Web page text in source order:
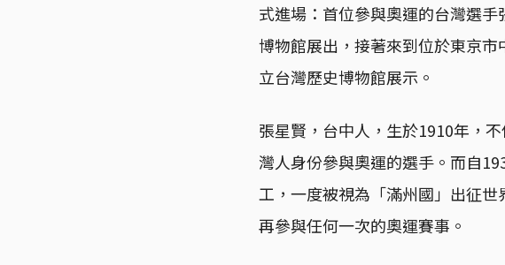
式進場：首位參與奧運的台灣選
博物館展出，接著來到位於東京
立台灣歷史博物館展示。
張星賢，台中人，生於1910年，
灣人身份參與奧運的選手。而自
工，一度被視為「滿州國」出征
再參與任何一次的奧運賽事。